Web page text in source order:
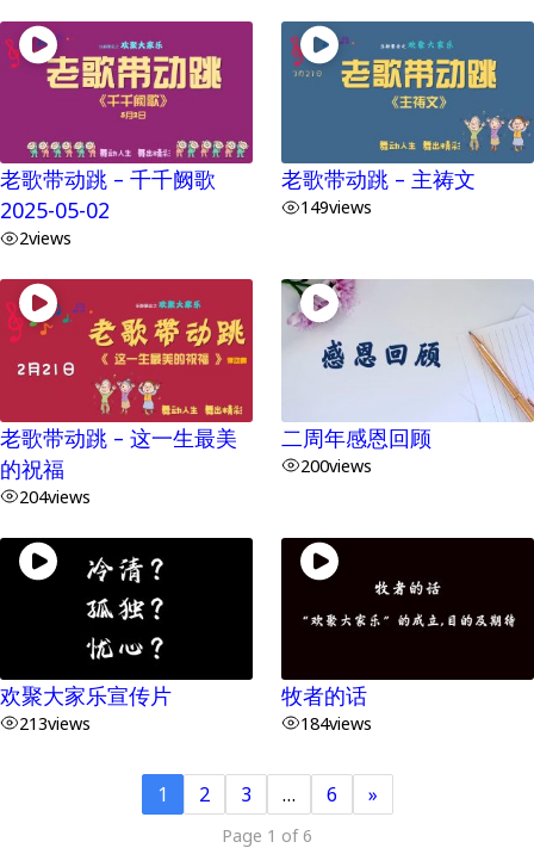
老歌带动跳 – 千千阙歌
2025-05-02
2views
老歌带动跳 – 主祷文
149views
老歌带动跳 – 这一生最美
的祝福
204views
二周年感恩回顾
200views
欢聚大家乐宣传片
213views
牧者的话
184views
1 2 3 … 6 »
Page 1 of 6